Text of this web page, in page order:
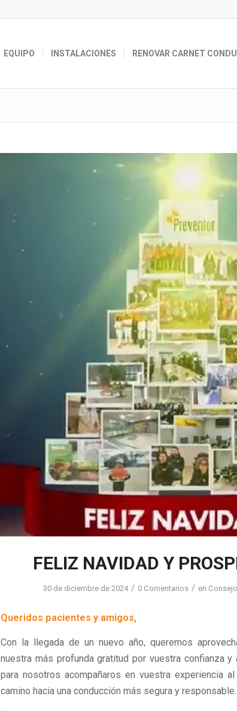
EQUIPO INSTALACIONES RENOVAR CARNET
FELIZ NAVIDAD Y
30 de diciembre de 2024 / 0 Comentarios / en
Queridos pacientes y amigos,
Con la llegada de un nuevo año, queremos
nuestra más profunda gratitud por vuestra confianza
para nosotros acompañaros en vuestra experiencia
camino hacia una conducción más segura y responsable.